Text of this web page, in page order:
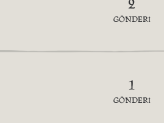
2
GÖNDERI
1
GÖNDERI